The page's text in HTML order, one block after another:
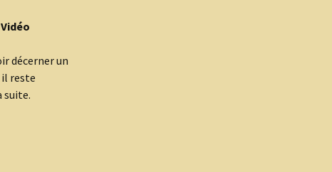
décerner un
il reste
suite.